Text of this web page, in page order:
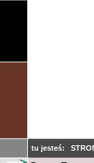
tu jesteś: